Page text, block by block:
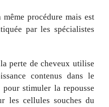
procédure mais est
par les spécialistes
perte de cheveux utilise
contenus dans le
stimuler la repousse
les cellules souches du